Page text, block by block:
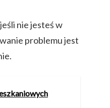
nie jesteś w
problemu jest